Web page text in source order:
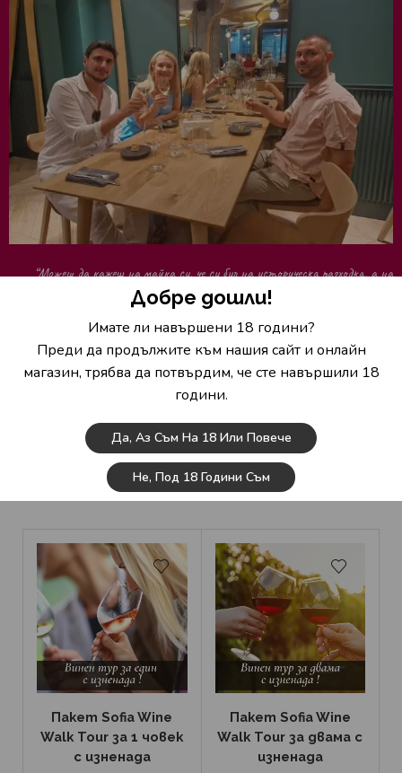
Добре дошли!
Имате ли навършени 18 години?
Преди да продължите към нашия сайт и онлайн
магазин, трябва да потвърдим, че сте навършили 18
години.
Да, Аз Съм На 18 Или Повече
Не, Под 18 Години Съм
“Можеш да кажеш на майка си, че си бил на историческа разходка, а на
приятелите си, че отивате да пиете вино.“
–– Павлин Иванов
ВИНЕН ТУР С ИЗНЕНАДА!
Пакет Sofia Wine
Walk Tour за 1 човек
с изненада
Пакет Sofia Wine
Walk Tour за двама с
изненада